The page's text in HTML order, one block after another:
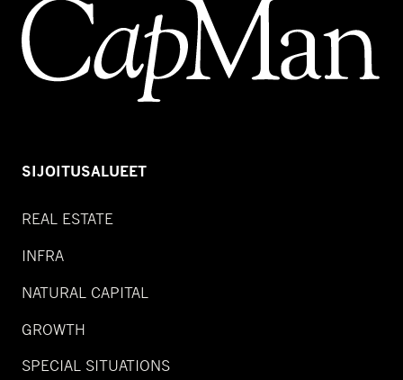
SIJOITUSALUEET
REAL ESTATE
INFRA
NATURAL CAPITAL
GROWTH
SPECIAL SITUATIONS